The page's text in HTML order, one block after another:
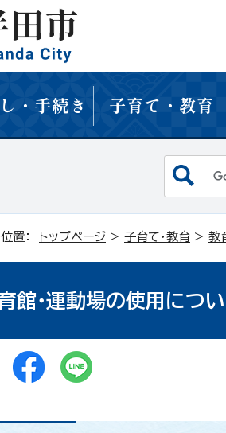
・手続き 子育て・教育
置： トップページ > 子育て・教育 > 教
館・運動場の使用につ